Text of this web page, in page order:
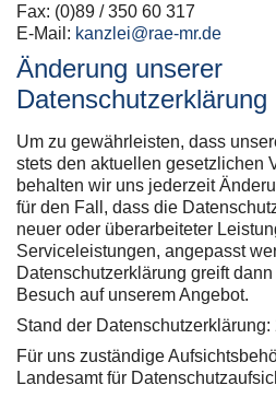
Fax: (0)89 / 350 60 317
E-Mail: kanzlei@rae-mr.de
Änderung unserer
Datenschutzerklärung
Um zu gewährleisten, dass
stets den aktuellen gesetzlichen
behalten wir uns jederzeit
für den Fall, dass die
neuer oder überarbeiteter
Serviceleistungen, angepasst
Datenschutzerklärung greift
Besuch auf unserem Angebot.
Stand der Datenschutzerklärung:
Für uns zuständige
Landesamt für